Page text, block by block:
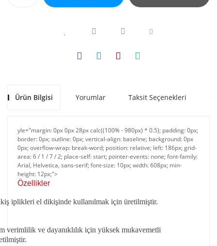
Ürün Bilgisi Yorumlar Taksit Seçenekleri
yle="margin: 0px 0px 28px calc((100% - 980px) * 0.5); padding: 0px;
border: 0px; outline: 0px; vertical-align: baseline; background: 0px
0px; overflow-wrap: break-word; position: relative; left: 186px; grid-
area: 6 / 1 / 7 / 2; place-self: start; pointer-events: none; font-family:
Arial, Helvetica, sans-serif; font-size: 10px; width: 608px; min-
height: 12px;">
Özellikler​​
iplikleri el dikişinde kullanılmak için üretilmiştir.
verimlilik ve dayanıklılık için yüksek mukavemetli